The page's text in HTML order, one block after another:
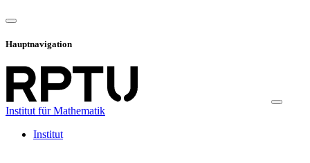
Hauptnavigation
Institut für Mathematik
Institut